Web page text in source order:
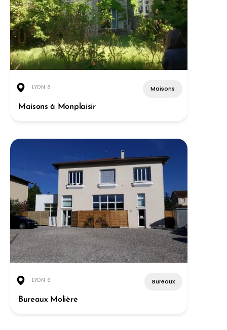
LYON 8 Maisons
Maisons à Monplaisir
LYON 6 Bureaux
Bureaux Molière